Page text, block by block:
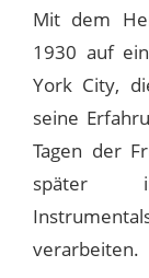
Mit dem
1930 auf
York City,
seine
Tagen der
später
verarbeiten.